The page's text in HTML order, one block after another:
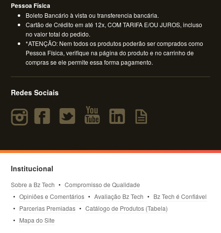
Pessoa Física
Boleto Bancário à vista ou transferencia bancária.
Cartão de Crédito em até 12x, COM TARIFA E/OU JUROS, incluso
no valor total do pedido.
*ATENÇÃO: Nem todos os produtos poderão ser comprados como
Pessoa Física, verifique na página do produto e no carrinho de
compras se ele permite essa forma pagamento.
Redes Sociais
Institucional
Sobre a Bz Tech
Compromisso de Qualidade
Opiniões e Comentários
Avaliação Bz Tech
Bz Tech é Confiável
Parcerias Premiadas
Catálogo de Produtos (Tabela)
Mapa do Site